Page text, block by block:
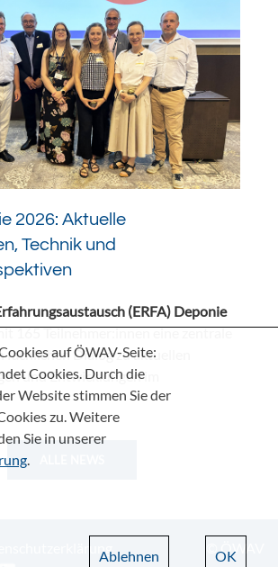
2026: Aktuelle
Technik und
(ERFA) Deponie
165 Teilnehmer:innen eine zentrale
Dialog zu aktuellen
und Entwicklungen im
© ÖWAV
auf ÖWAV-Seite:
Cookies. Durch die
Website stimmen Sie der
zu. Weitere
Sie in unserer
.
OK
Ablehnen